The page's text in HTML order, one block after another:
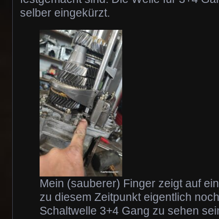
selber eingekürzt.
Mein (sauberer) Finger zeigt auf
zu diesem Zeitpunkt eigentlich
Schaltwelle 3+4 Gang zu sehen